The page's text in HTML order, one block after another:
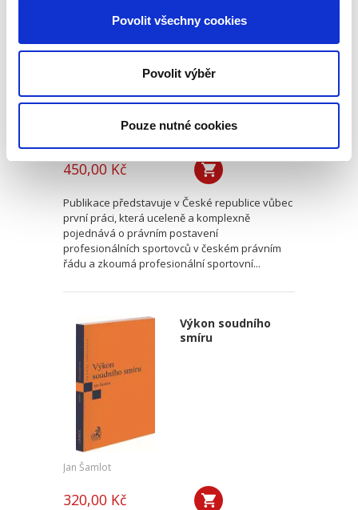
Povolit všechny cookies
Povolit výběr
Pouze nutné cookies
sportovců a
sportovní smlouvy
450,00 Kč
Publikace představuje v České republice vůbec
první práci, která uceleně a komplexně
pojednává o právním postavení
profesionálních sportovců v českém právním
řádu a zkoumá profesionální sportovní...
Výkon soudního
smíru
Jan Šamlot
320,00 Kč